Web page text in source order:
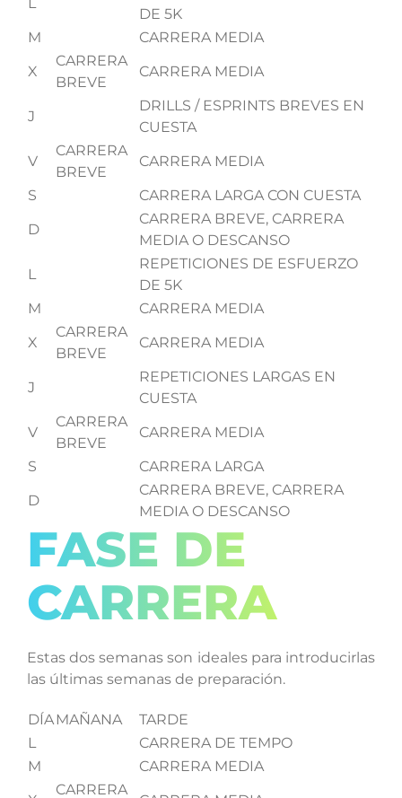
L
DE 5K
M
CARRERA MEDIA
X
CARRERA
BREVE
CARRERA MEDIA
J
DRILLS / ESPRINTS BREVES EN
CUESTA
V
CARRERA
BREVE
CARRERA MEDIA
S
CARRERA LARGA CON CUESTA
D
CARRERA BREVE, CARRERA
MEDIA O DESCANSO
L
REPETICIONES DE ESFUERZO
DE 5K
M
CARRERA MEDIA
X
CARRERA
BREVE
CARRERA MEDIA
J
REPETICIONES LARGAS EN
CUESTA
V
CARRERA
BREVE
CARRERA MEDIA
S
CARRERA LARGA
D
CARRERA BREVE, CARRERA
MEDIA O DESCANSO
FASE DE
CARRERA
Estas dos semanas son ideales para introducirlas
las últimas semanas de preparación.
DÍA MAÑANA
TARDE
L
CARRERA DE TEMPO
M
CARRERA MEDIA
CARRERA